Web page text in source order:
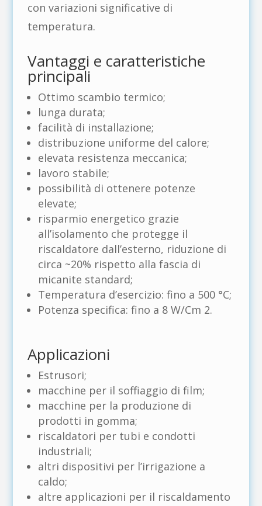
con variazioni significative di
temperatura.
Vantaggi e caratteristiche
principali
Ottimo scambio termico;
lunga durata;
facilità di installazione;
distribuzione uniforme del calore;
elevata resistenza meccanica;
lavoro stabile;
possibilità di ottenere potenze
elevate;
risparmio energetico grazie
all’isolamento che protegge il
riscaldatore dall’esterno, riduzione di
circa ~20% rispetto alla fascia di
micanite standard;
Temperatura d’esercizio: fino a 500 °C;
Potenza specifica: fino a 8 W/Cm 2.
Applicazioni
Estrusori;
macchine per il soffiaggio di film;
macchine per la produzione di
prodotti in gomma;
riscaldatori per tubi e condotti
industriali;
altri dispositivi per l’irrigazione a
caldo;
altre applicazioni per il riscaldamento